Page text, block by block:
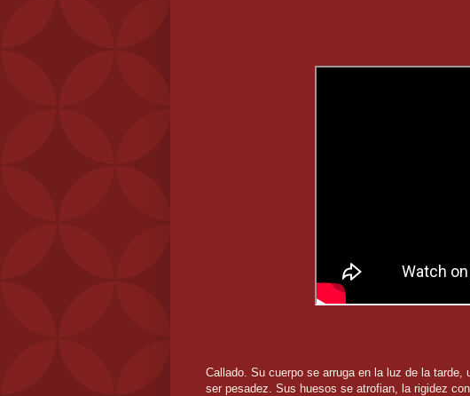
Callado. Su cuerpo se arruga en la luz de la
ser pesadez. Sus huesos se atrofian, la rigidez